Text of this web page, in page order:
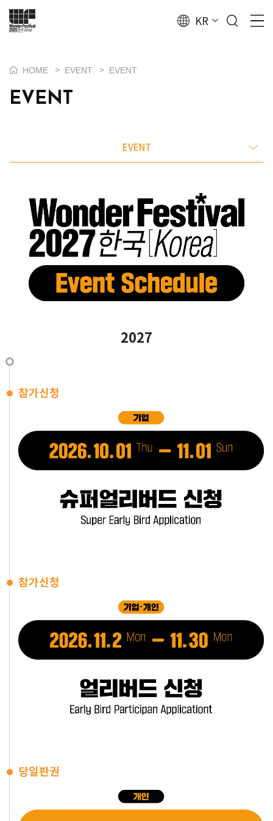
KR
HOME > EVENT > EVENT
EVENT
EVENT
2027
참가신청
참가신청
당일판권